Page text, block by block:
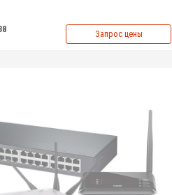
Запрос цены